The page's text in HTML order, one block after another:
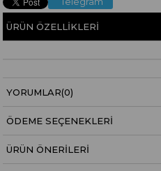
ÜRÜN ÖZELLIKLERI
YORUMLAR(0)
ÖDEME SEÇENEKLERI
ÜRÜN ÖNERILERI